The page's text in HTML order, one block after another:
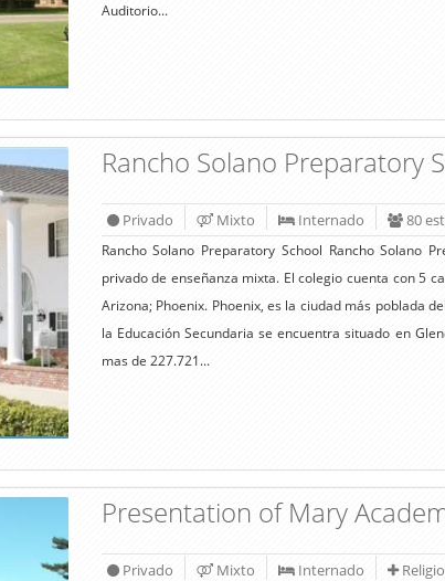
Auditorio...
Rancho Solano Preparatory
Privado Mixto Internado 80
Rancho Solano Preparatory School Rancho Solano
privado de enseñanza mixta. El colegio cuenta con 5
Arizona; Phoenix. Phoenix, es la ciudad más poblada
la Educación Secundaria se encuentra situado en
mas de 227.721...
Presentation of Mary
Privado Mixto Internado